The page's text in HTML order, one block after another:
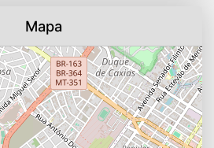
Mapa